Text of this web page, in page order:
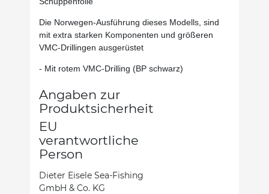
Die Norwegen-Ausführung dieses Modells, sind
mit extra starken Komponenten und größeren
VMC-Drillingen ausgerüstet
- Mit rotem VMC-Drilling (BP schwarz)
Angaben zur
Produktsicherheit
EU
verantwortliche
Person
Dieter Eisele Sea-Fishing
GmbH & Co. KG